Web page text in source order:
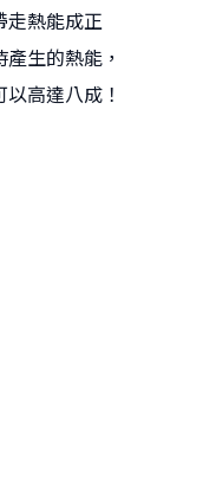
走熱能成正
生的熱能，
高達八成！